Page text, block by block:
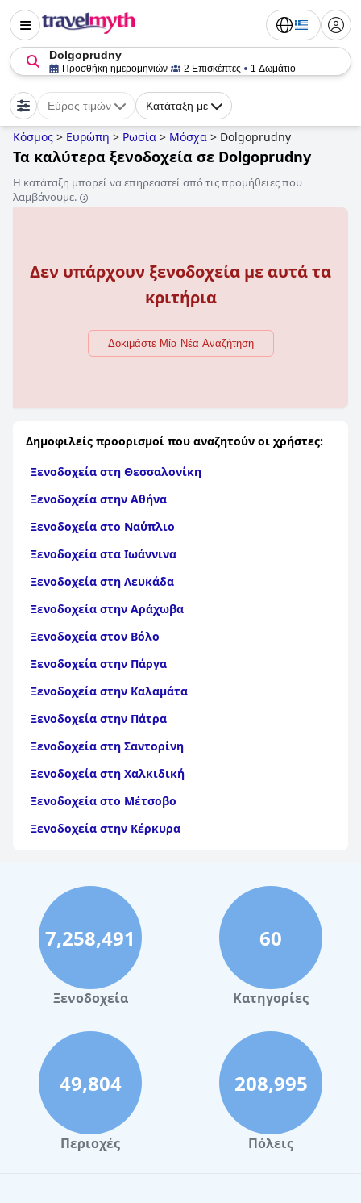
Dolgoprudny
Προσθήκη ημερομηνιών 2 Επισκέπτες 1 Δωμάτιο
Εύρος τιμών Κατάταξη με
Κόσμος > Ευρώπη > Ρωσία > Μόσχα > Dolgoprudny
Τα καλύτερα ξενοδοχεία σε Dolgoprudny
Η κατάταξη μπορεί να επηρεαστεί από τις προμήθειες που
λαμβάνουμε.
Δεν υπάρχουν ξενοδοχεία με αυτά τα
κριτήρια
Δοκιμάστε Μία Νέα Αναζήτηση
Δημοφιλείς προορισμοί που αναζητούν οι χρήστες:
Ξενοδοχεία στη Θεσσαλονίκη
Ξενοδοχεία στην Αθήνα
Ξενοδοχεία στο Ναύπλιο
Ξενοδοχεία στα Ιωάννινα
Ξενοδοχεία στη Λευκάδα
Ξενοδοχεία στην Αράχωβα
Ξενοδοχεία στον Βόλο
Ξενοδοχεία στην Πάργα
Ξενοδοχεία στην Καλαμάτα
Ξενοδοχεία στην Πάτρα
Ξενοδοχεία στη Σαντορίνη
Ξενοδοχεία στη Χαλκιδική
Ξενοδοχεία στο Μέτσοβο
Ξενοδοχεία στην Κέρκυρα
Ξενοδοχεία στην Αίγινα
Ξενοδοχεία στην Πάρο
Ξενοδοχεία στο Λουτράκι
Ξενοδοχεία στη Σκιάθο
Ξενοδοχεία στην Πόλη Χανίων
Ξενοδοχεία στην Κω
Ξενοδοχεία στα Τρίκαλα Κορινθίας
Ξενοδοχεία στην Αστυπάλαια
Ξενοδοχεία στο Πάπιγκο
7,258,491
Ξενοδοχεία
60
Κατηγορίες
49,804
Περιοχές
208,995
Πόλεις